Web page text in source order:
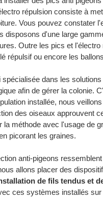
répulsion consiste à
Vous pouvez constater
disposons d'une large
Outre les pics et
répulsif ou encore les
dans les
afin de gérer la colonie.
installée, nous
des oiseaux approuvent
la méthode avec l'usage de
picorant les graines.
anti-pigeons
allons placer des
de fils tendus et
ces systèmes installés sur